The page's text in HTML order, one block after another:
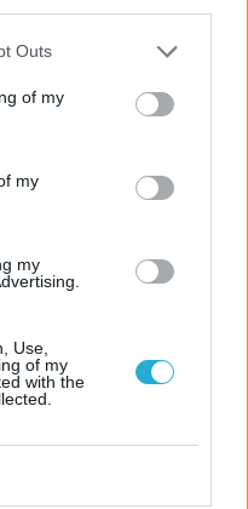
Outs
of my
my
my
Use,
of my
with the